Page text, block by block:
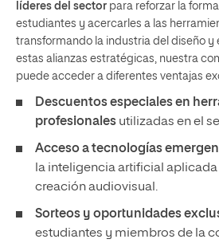
líderes del sector para reforzar la
estudiantes y acercarles a las
transformando la industria del diseño y
estas alianzas estratégicas, nuestra
puede acceder a diferentes ventajas
Descuentos especiales en
profesionales utilizadas en el
Acceso a tecnologías
la inteligencia artificial
creación audiovisual.
Sorteos y oportunidades
estudiantes y miembros de la